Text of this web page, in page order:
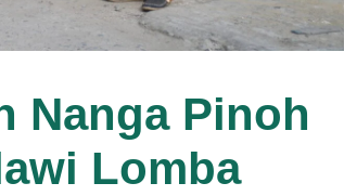
Nanga Pinoh
Lomba